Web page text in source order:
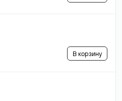
В корзину